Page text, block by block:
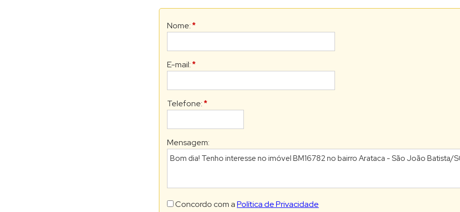
Nome: *
E-mail: *
Telefone: *
Mensagem:
Concordo com aPolítica de Privacidade